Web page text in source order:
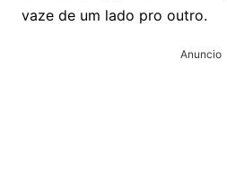
vaze de um lado pro outro.
Anuncio